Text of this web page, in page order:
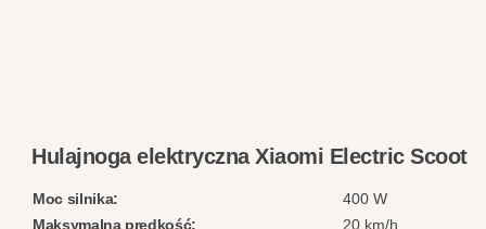
Hulajnoga elektryczna Xiaomi Electric
Moc silnika:
400 W
Maksymalna prędkość:
20 km/h